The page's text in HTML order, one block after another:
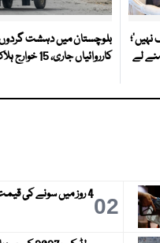
لے
بلوچستان میں دہشت
کارروائیاں جاری، 15 خوارج ہلاک
024 روز میں سونے کی قیمت میں بڑا اضافہ